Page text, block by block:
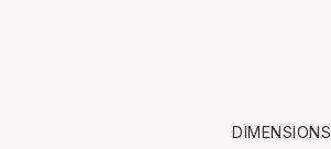
DIMENSIONS